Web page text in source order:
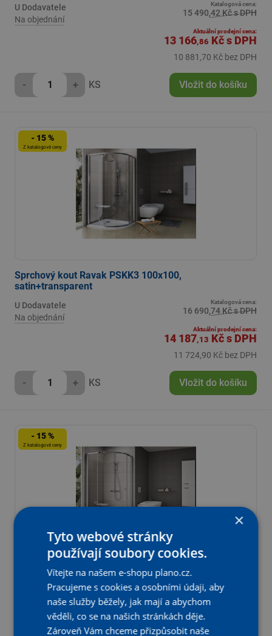
U Dodavatele
Na objednání
Katalogová cena:
15 490,42 Kč s DPH
Aktuální prodejní cena:
13 166,86 Kčs DPH
10 881,70 Kč bez DPH
- + KS Vložit do košíku
- 15 %
Z katalogové ceny
Sprchový kout Ravak PSKK3 100x100,
satin+transparent
U Dodavatele
Na objednání
Katalogová cena:
16 690,74 Kč s DPH
Aktuální prodejní cena:
14 187,13 Kčs DPH
11 724,90 Kč bez DPH
- + KS Vložit do košíku
- 15 %
Z katalogové ceny
Sprchový kout Ravak PSKK3 100x100,
lesk+transparent
U Dodavatele
Na objednání
18 990,95 Kč s DPH
Aktuální prodejní cena:
×
Tyto webové stránky
používají soubory cookies.
Vítejte na našem e-shopu plano.cz.
Pracujeme s cookies a osobními údaji, aby
naše služby běžely, jak mají a abychom
věděli, co se na našich stránkách děje.
Zároveň Vám chceme přizpůsobit naše